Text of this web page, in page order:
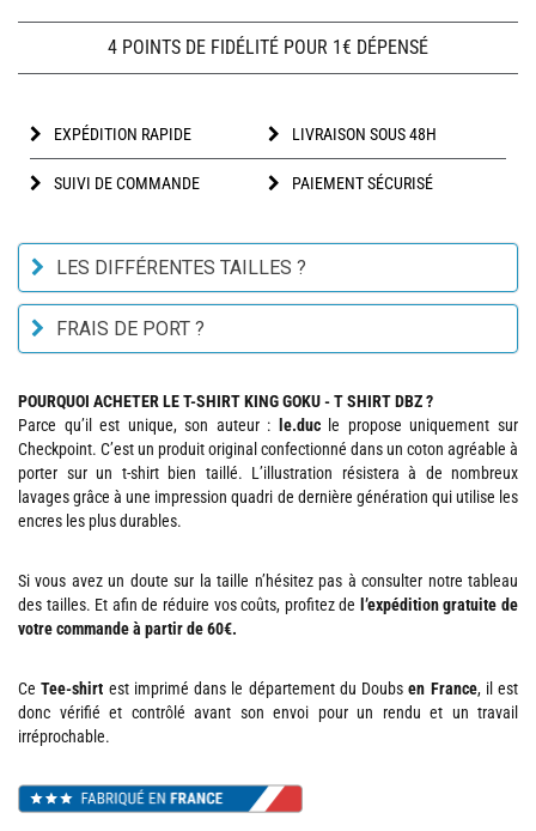
4 POINTS DE FIDÉLITÉ POUR 1€ DÉPENSÉ
EXPÉDITION RAPIDE LIVRAISON SOUS 48H
SUIVI DE COMMANDE PAIEMENT SÉCURISÉ
LES DIFFÉRENTES TAILLES ?
FRAIS DE PORT ?
POURQUOI ACHETER LE T-SHIRT KING GOKU - T SHIRT DBZ ?
Parce qu’il est unique, son auteur :
le.ducle propose uniquement sur
Checkpoint. C’est un produit original confectionné dans un coton agréable à
porter sur un t-shirt bien taillé. L’illustration résistera à de nombreux
lavages grâce à une impression quadri de dernière génération qui utilise les
encres les plus durables.
Si vous avez un doute sur la taille n’hésitez pas à consulter notre tableau
des tailles. Et afin de réduire vos coûts, profitez de l’expédition gratuite de
votre commande à partir de 60€.
CeTee-shirt est imprimé dans le département du Doubsen France, il est
donc vérifié et contrôlé avant son envoi pour un rendu et un travail
irréprochable.